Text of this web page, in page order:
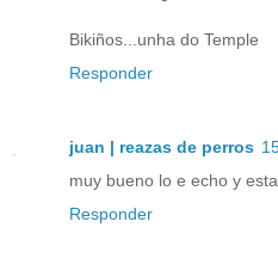
Bikiños...unha do Temple
Responder
juan | reazas de perros
muy bueno lo e echo y
Responder